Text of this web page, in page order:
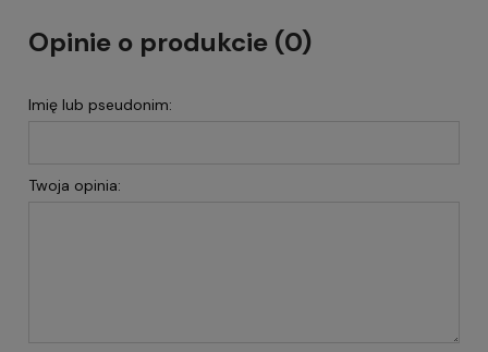
Opinie o produkcie (0)
Imię lub pseudonim:
Twoja opinia: